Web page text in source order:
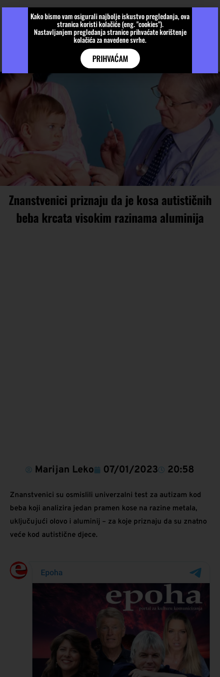
Znanstvenici priznaju da je kosa autističnih
beba krcata visokim razinama aluminija
Marijan Leko 07/01/2023 20:58
Znanstvenici su osmislili univerzalni test za autizam kod
beba koji analizira jedan pramen kose na razine metala,
uključujući olovo i aluminij – za koje priznaju da su znatno
veće kod autistične djece.
Kako bismo vam osigurali najbolje iskustvo pregledanja, ova
stranica koristi kolačiće (eng. "cookies").
Nastavljanjem pregledanja stranice prihvaćate korištenje
kolačića za navedene svrhe.
PRIHVAĆAM